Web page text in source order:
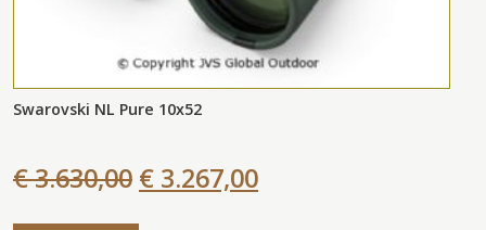
Swarovski NL Pure 10x52
€ 3.630,00 € 3.267,00